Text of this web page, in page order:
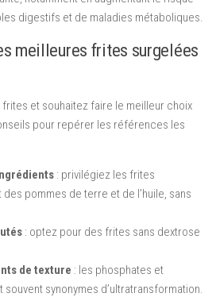
digestifs et de maladies métaboliques.
meilleures frites surgelées
frites et souhaitez faire le meilleur choix
pour repérer les références les
: privilégiez les frites
pommes de terre et de l’huile, sans
: optez pour des frites sans dextrose
de texture : les phosphates et
synonymes d’ultratransformation.